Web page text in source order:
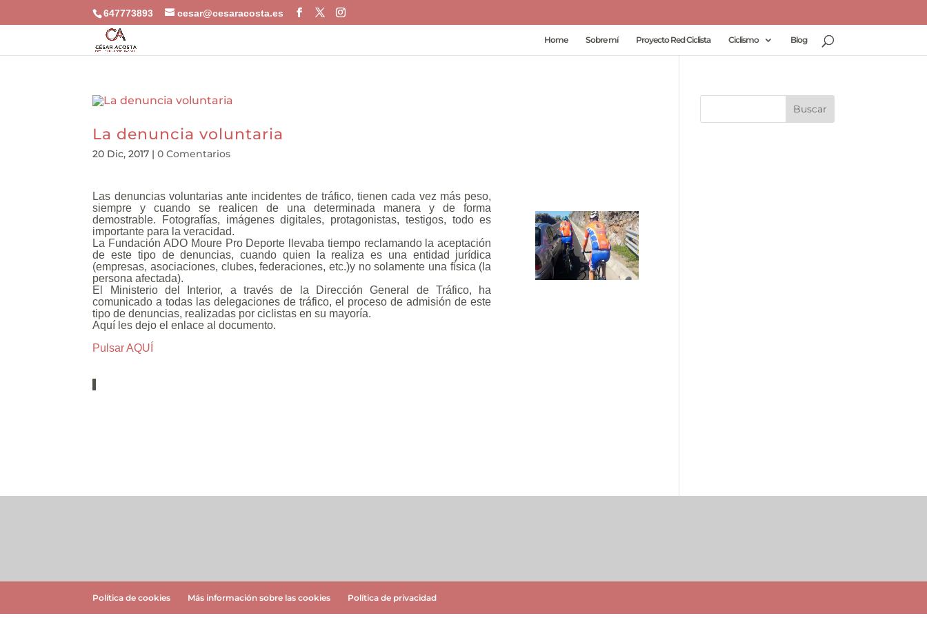
647773893 cesar@cesaracosta.es
Home Sobre mí Proyecto Red Ciclista Ciclismo Blog
La denuncia voluntaria
20 Dic, 2017 |0 Comentarios
Las denuncias voluntarias ante incidentes de tráfico, tienen cada vez más peso,
siempre y cuando se realicen de una determinada manera y de forma
demostrable. Fotografías, imágenes digitales, protagonistas, testigos, todo es
importante para la veracidad.
La Fundación ADO Moure Pro Deporte llevaba tiempo reclamando la aceptación
de este tipo de denuncias, cuando quien la realiza es una entidad jurídica
(empresas, asociaciones, clubes, federaciones, etc.)y no solamente una física (la
persona afectada).
El Ministerio del Interior, a través de la Dirección General de Tráfico, ha
comunicado a todas las delegaciones de tráfico, el proceso de admisión de este
tipo de denuncias, realizadas por ciclistas en su mayoría.
Aquí les dejo el enlace al documento.
Pulsar AQUÍ
Política de cookies Más información sobre las cookies Política de privacidad